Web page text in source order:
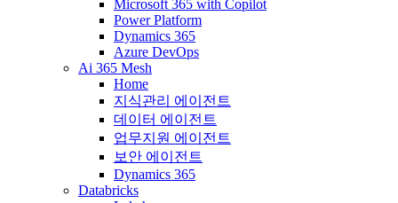
Microsoft 365 with Copilot
Power Platform
Dynamics 365
Azure DevOps
Ai 365 Mesh
Home
지식관리 에이전트
데이터 에이전트
업무지원 에이전트
보안 에이전트
Dynamics 365
Databricks